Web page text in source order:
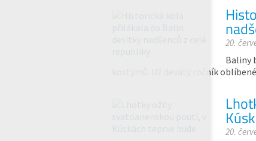
20.
Baliny
kostýmů. Už devátý ročník
20.